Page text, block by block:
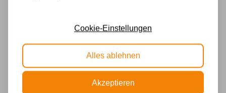
Cookie-Einstellungen
Alles ablehnen
Akzeptieren